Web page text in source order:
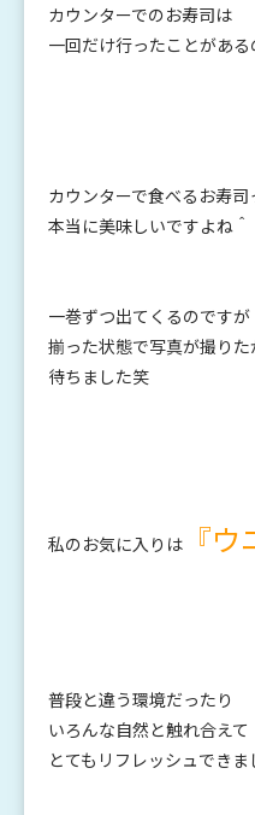
カウンターでのお寿司は
一回だけ行ったことがあ
カウンターで食べるお寿司
本当に美味しいですよね＾
一巻ずつ出てくるのですが
揃った状態で写真が撮り
待ちました笑
私のお気に入りは 『ウ
普段と違う環境だったり
いろんな自然と触れ合えて
とてもリフレッシュできま